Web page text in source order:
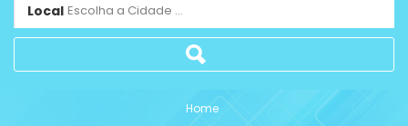
Local Escolha a Cidade ...
Home